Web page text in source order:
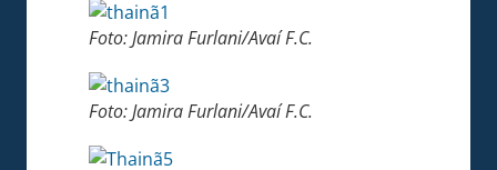
Foto: Jamira Furlani/Avaí F.C.
Foto: Jamira Furlani/Avaí F.C.